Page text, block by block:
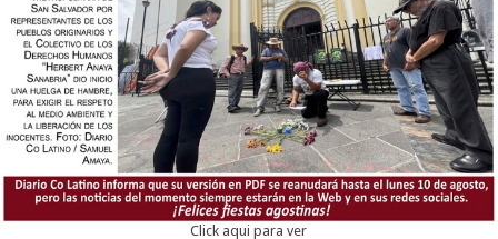
Click aqui para ver